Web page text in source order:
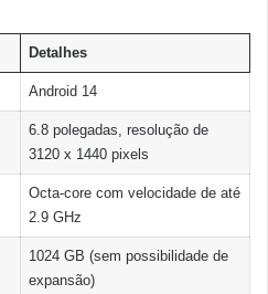
Detalhes
Android 14
6.8 polegadas, resolução de
3120 x 1440 pixels
Octa-core com velocidade de até
2.9 GHz
1024 GB (sem possibilidade de
expansão)